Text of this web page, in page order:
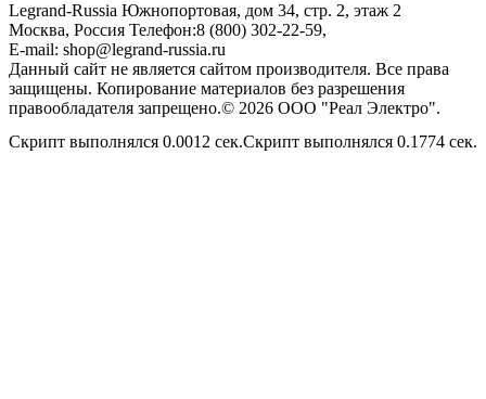
Legrand-Russia Южнопортовая, дом 34, стр. 2, этаж 2
Москва, Россия Телефон:8 (800) 302-22-59,
E-mail: shop@legrand-russia.ru
Данный сайт не является сайтом производителя. Все права
защищены. Копирование материалов без разрешения
правообладателя запрещено.© 2026 ООО "Реал Электро".
Скрипт выполнялся 0.0012 сек.Скрипт выполнялся 0.1774 сек.